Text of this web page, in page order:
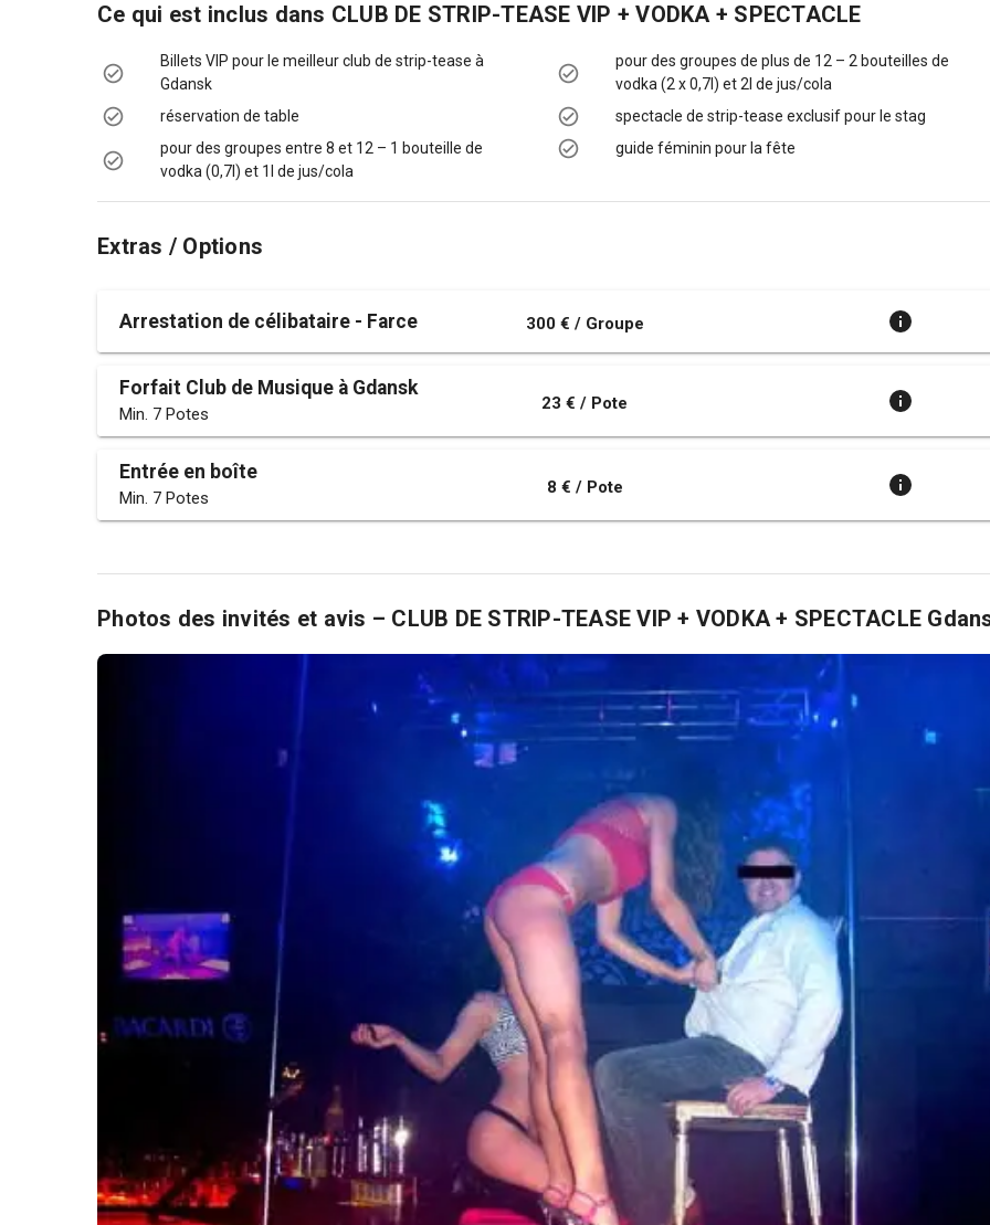
Ce qui est inclus dans CLUB DE STRIP-TEASE VIP + VODKA + SPECTACLE
Billets VIP pour le meilleur club de strip-tease à
Gdansk
réservation de table
pour des groupes entre 8 et 12 – 1 bouteille de
vodka (0,7l) et 1l de jus/cola
pour des groupes de plus de 12 – 2 bouteilles de
vodka (2 x 0,7l) et 2l de jus/cola
spectacle de strip-tease exclusif pour le stag
guide féminin pour la fête
Extras / Options
Arrestation de célibataire - Farce 300 € / Groupe
Forfait Club de Musique à Gdansk
Min. 7 Potes
23 € / Pote
Entrée en boîte
Min. 7 Potes
8 € / Pote
Photos des invités et avis – CLUB DE STRIP-TEASE VIP + VODKA + SPECTACLE